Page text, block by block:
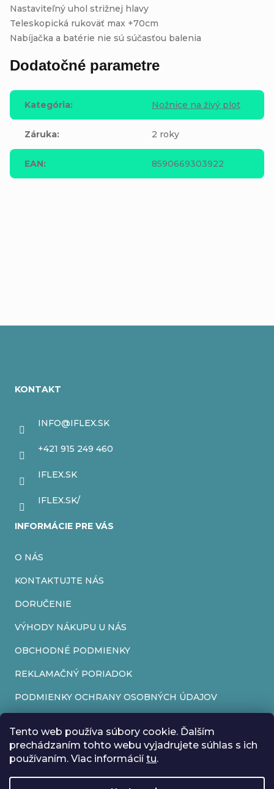
Tento web používa súbory cookie. Ďalším
prechádzaním tohto webu vyjadrujete súhlas s ich
používaním. Viac informáciítu.
Nastaviteľný uhol strižnej hlavy
Teleskopická rukoväť max +70cm
Nabíjačka a batérie nie sú súčasťou balenia
Dodatočné parametre
Kategória: Nožnice na živý plot
Záruka: 2 roky
EAN: 8590669303922
KONTAKT
INFO@IFLEX.SK
+421 915 249 460
IFLEX.SK
IFLEX.SK/
INFORMÁCIE PRE VÁS
O NÁS
KONTAKTUJTE NÁS
DORUČENIE
VÝHODY NÁKUPU U NÁS
OBCHODNÉ PODMIENKY
REKLAMAČNÝ PORIADOK
PODMIENKY OCHRANY OSOBNÝCH ÚDAJOV
REKLAMAČNÝ FORMULÁR